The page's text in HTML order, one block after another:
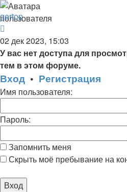
gertop
к
последнему
сообщению
02 дек 2023, 15:03
У вас нет доступа для
тем в этом форуме.
Вход • Регистрация
Имя пользователя:
Пароль:
Запомнить меня
Скрыть моё пребывание на